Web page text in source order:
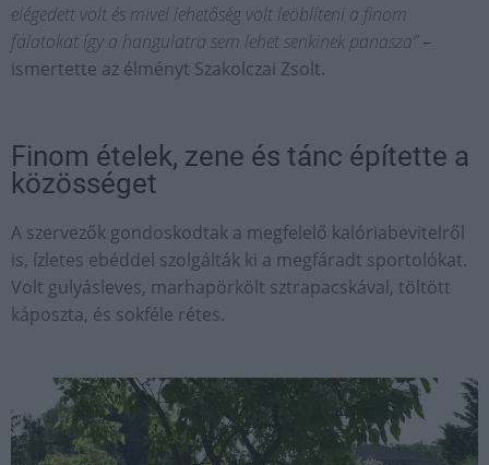
elégedett volt és mivel lehetőség volt leöblíteni a finom
falatokat így a hangulatra sem lehet senkinek panasza”–
ismertette az élményt Szakolczai Zsolt.
Finom ételek, zene és tánc építette a
közösséget
A szervezők gondoskodtak a megfelelő kalóriabevitelről
is, ízletes ebéddel szolgálták ki a megfáradt sportolókat.
Volt gulyásleves, marhapörkölt sztrapacskával, töltött
káposzta, és sokféle rétes.